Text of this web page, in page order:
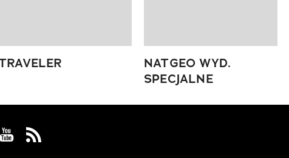
NATGEO WYD.
SPECJALNE
on Instagram
us on Youtube
Visit us on Rss